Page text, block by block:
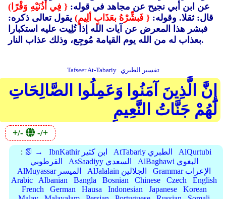
عن ابن أبي نجيح عن مجاهد في قوله: { فِي أُذُنَيْهِ وَقْرًا)
قال: ثقلا. وقوله: { فَبشِّرْهُ بعَذَابٍ ألِيمٍ) يقول تعالى ذكره:
فبشر هذا المعرض عن آيات الله إذا تُلِيت عليه استكبارا
بعذاب له من الله يوم القيامة مُوجِع، وذلك عذاب النار.
Tafseer At-Tabariy تفسير الطبري
إِنَّ الَّذِينَ آمَنُوا وَعَمِلُوا الصَّالِحَاتِ
لَهُمْ جَنَّاتُ النَّعِيمِ
+/- -/+
: 📗 → IbnKathir ابن كثير AtTabariy الطبري
AlQurtubi
القرطوبي
AsSaadiyy السعدي
AlBaghawi البغوي
AlMuyassar الميسر
AlJalalain الجلالين
Grammar الإعراب
Arabic
Albanian Bangla Bosnian Chinese Czech
English
French
German Hausa Indonesian Japanese
Korean